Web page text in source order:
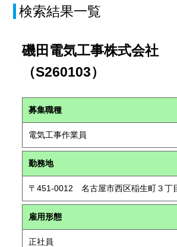
検索結果一覧
磯田電気工事株式会社
（S260103）
募集職種
電気工事作業員
勤務地
〒451-0012 名古屋市西区稲生町３丁
雇用形態
正社員